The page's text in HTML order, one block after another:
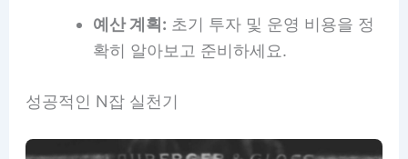
예산 계획: 초기 투자 및 운영 비용을 정
확히 알아보고 준비하세요.
성공적인 N잡 실천기